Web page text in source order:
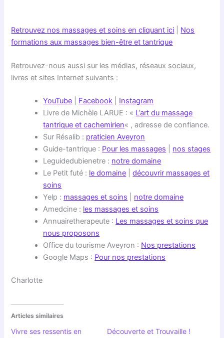
Retrouvez nos massages et soins en cliquant ici
Nos
formations aux massages bien-être et tantrique
Retrouvez-nous aussi sur les médias, réseaux sociaux,
livres et sites Internet suivants :
YouTube Facebook
Instagram
Livre de Michèle LARUE : « L’art du massage
tantrique et cachemirien« , adresse de confiance.
Sur Résalib : praticien Aveyron
Guide-tantrique : Pour les massages
nos stages
Leguidedubienetre : notre domaine
Le Petit futé : le domaine |découvrir massages et
soins
Yelp : massages et soins
notre domaine
Amedcine : les massages et soins
Annuairetherapeute : Les massages et soins que
nous proposons
Office du tourisme Aveyron : Nos prestations
Google Maps : Pour nos prestations
Charlotte
Articles similaires
Vivre ses ressentis en
Découverte et Trouvaille !